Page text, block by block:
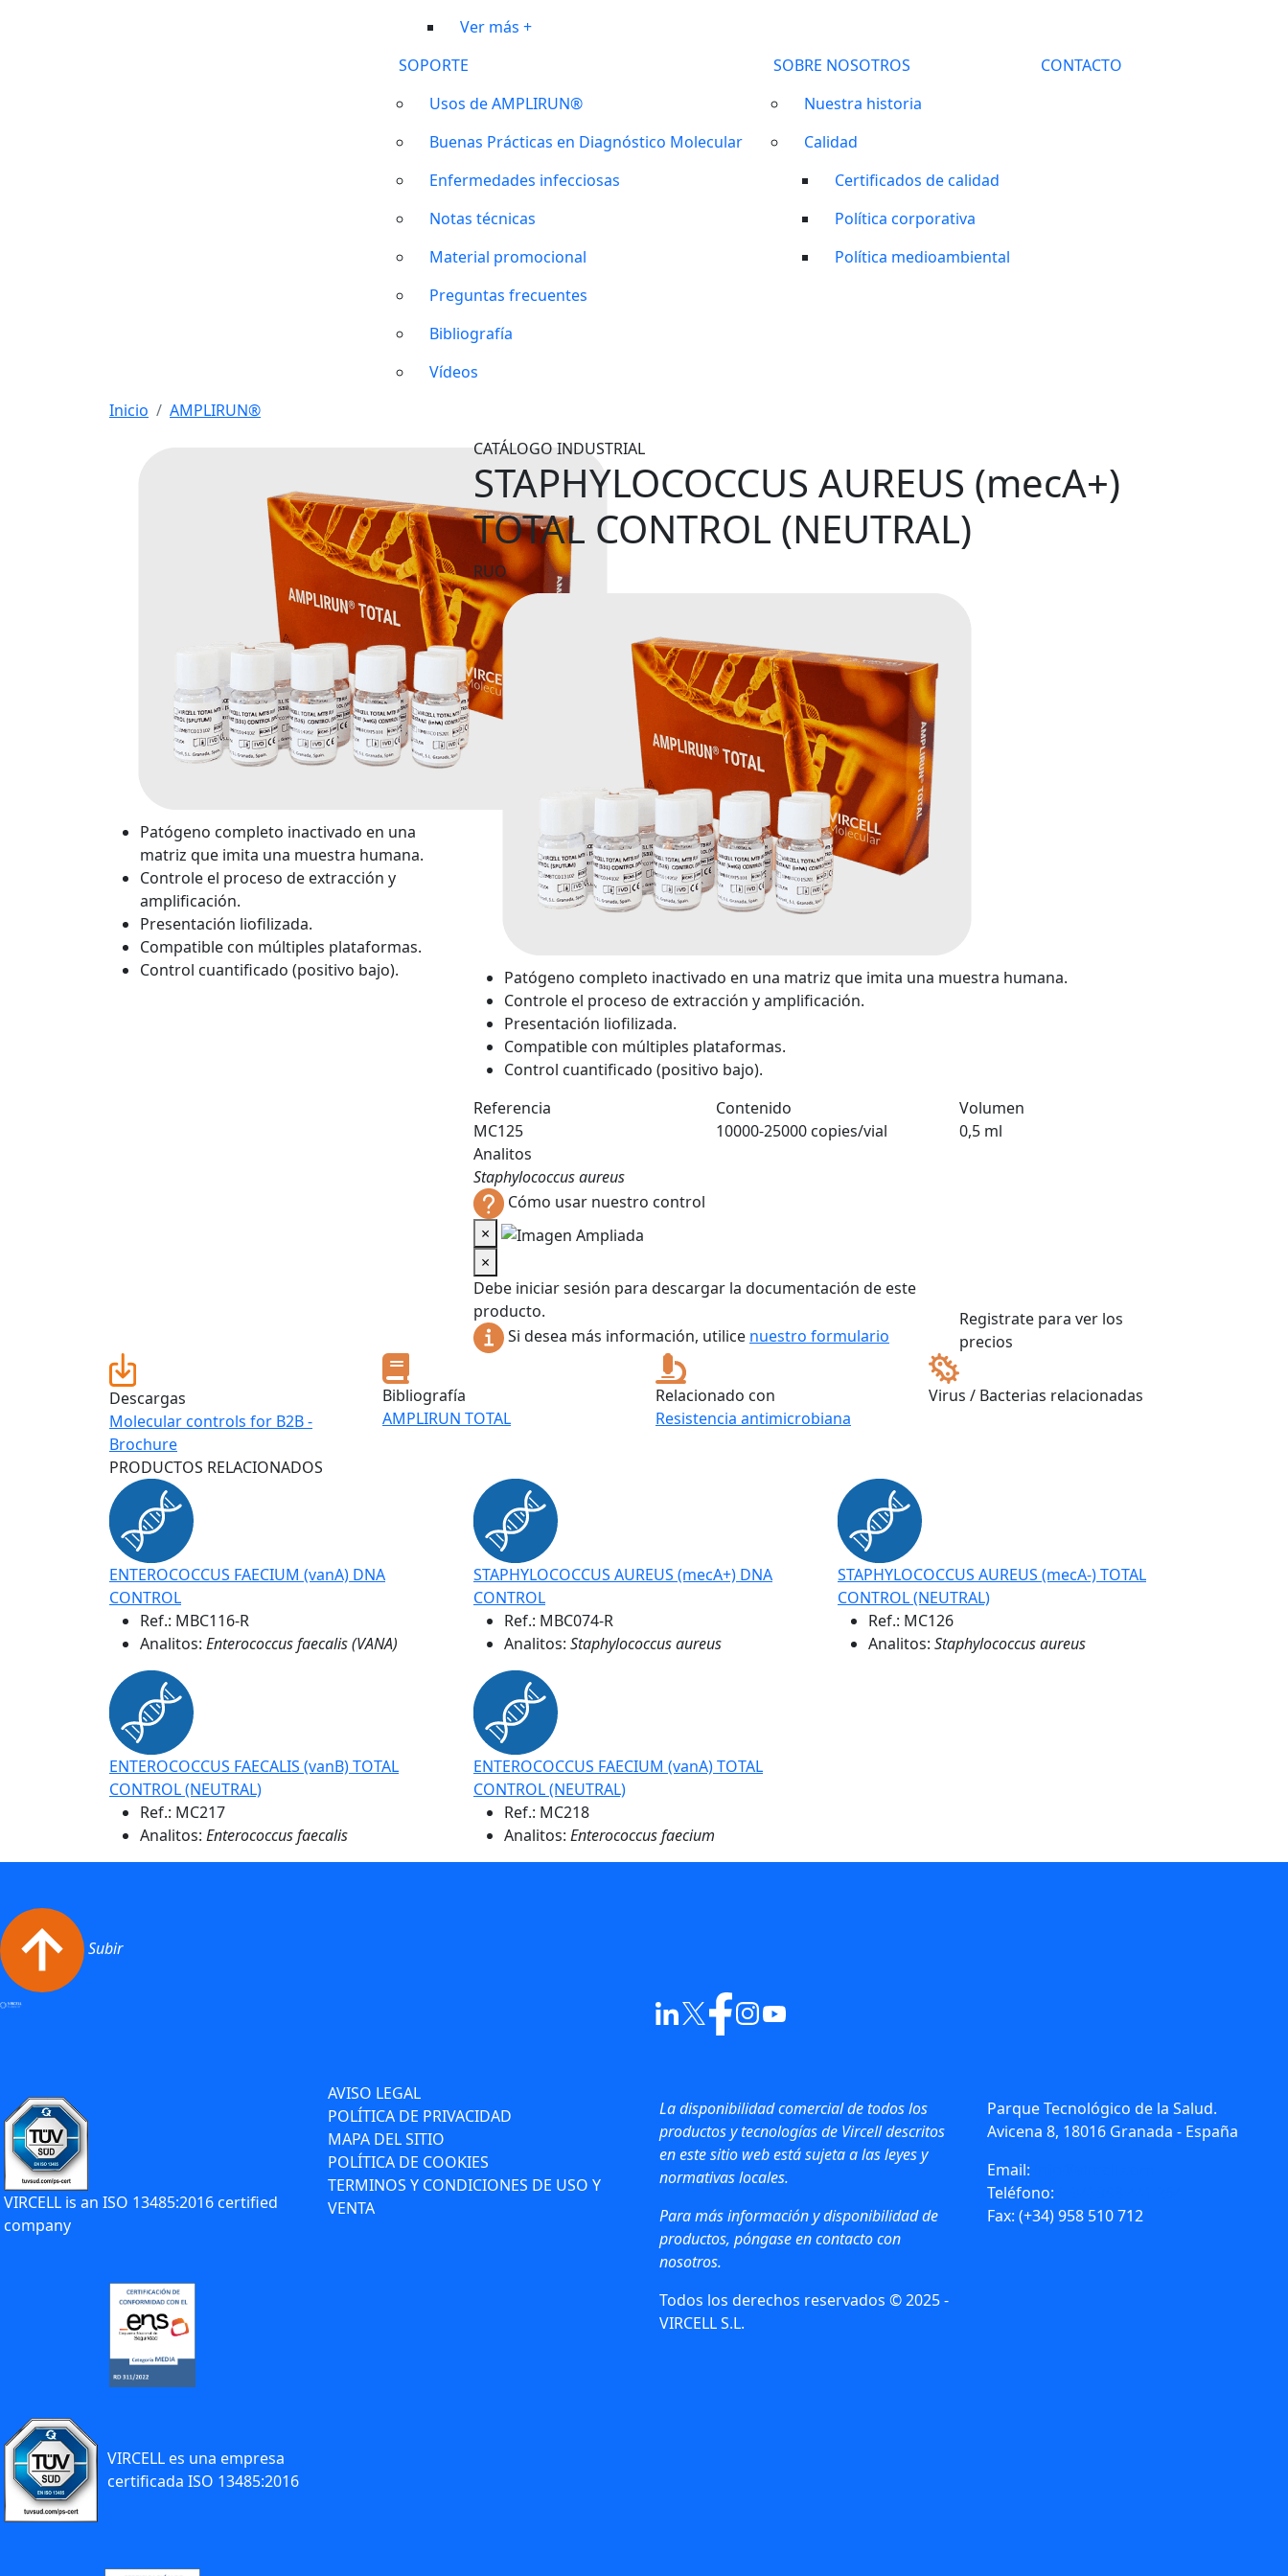
Ver más +
SOPORTE
Usos de AMPLIRUN®
Buenas Prácticas en Diagnóstico Molecular
Enfermedades infecciosas
Notas técnicas
Material promocional
Preguntas frecuentes
Bibliografía
Vídeos
SOBRE NOSOTROS
Nuestra historia
Calidad
Certificados de calidad
Política corporativa
Política medioambiental
CONTACTO
Inicio AMPLIRUN®
Patógeno completo inactivado en una
matriz que imita una muestra humana.
Controle el proceso de extracción y
amplificación.
Presentación liofilizada.
Compatible con múltiples plataformas.
Control cuantificado (positivo bajo).
CATÁLOGO INDUSTRIAL
STAPHYLOCOCCUS AUREUS (mecA+)
TOTAL CONTROL (NEUTRAL)
RUO
Patógeno completo inactivado en una matriz que imita una muestra humana.
Controle el proceso de extracción y amplificación.
Presentación liofilizada.
Compatible con múltiples plataformas.
Control cuantificado (positivo bajo).
Referencia
MC125
Contenido
10000-25000 copies/vial
Volumen
0,5 ml
Analitos
Staphylococcus aureus
Cómo usar nuestro control
×
×
Debe iniciar sesión para descargar la documentación de este
producto.
Si desea más información, utilice nuestro formulario
Registrate para ver los
precios
Descargas
Molecular controls for B2B -
Brochure
Bibliografía
AMPLIRUN TOTAL
Relacionado con
Resistencia antimicrobiana
Virus / Bacterias relacionadas
PRODUCTOS RELACIONADOS
ENTEROCOCCUS FAECIUM (vanA) DNA
CONTROL
Ref.: MBC116-R
Analitos: Enterococcus faecalis (VANA)
STAPHYLOCOCCUS AUREUS (mecA+) DNA
CONTROL
Ref.: MBC074-R
Analitos: Staphylococcus aureus
STAPHYLOCOCCUS AUREUS (mecA-) TOTAL
CONTROL (NEUTRAL)
Ref.: MC126
Analitos: Staphylococcus aureus
ENTEROCOCCUS FAECALIS (vanB) TOTAL
CONTROL (NEUTRAL)
Ref.: MC217
Analitos: Enterococcus faecalis
ENTEROCOCCUS FAECIUM (vanA) TOTAL
CONTROL (NEUTRAL)
Ref.: MC218
Analitos: Enterococcus faecium
Subir
VIRCELL is an ISO 13485:2016 certified
company
AVISO LEGAL
POLÍTICA DE PRIVACIDAD
MAPA DEL SITIO
POLÍTICA DE COOKIES
TERMINOS Y CONDICIONES DE USO Y
VENTA
La disponibilidad comercial de todos los
productos y tecnologías de Vircell descritos
en este sitio web está sujeta a las leyes y
normativas locales.
Para más información y disponibilidad de
productos, póngase en contacto con
nosotros.
Todos los derechos reservados © 2025 -
VIRCELL S.L.
Parque Tecnológico de la Salud.
Avicena 8, 18016 Granada - España
Email:
Teléfono:
Fax: (+34) 958 510 712
VIRCELL es una empresa
certificada ISO 13485:2016